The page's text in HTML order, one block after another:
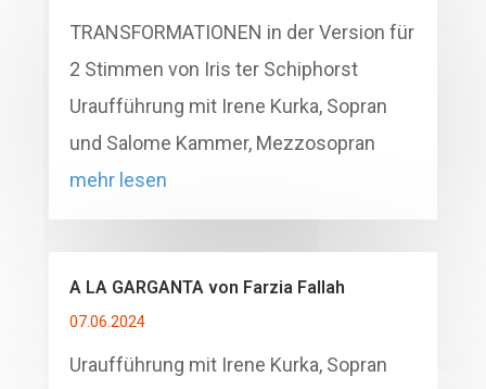
TRANSFORMATIONEN in der Version für
2 Stimmen von Iris ter Schiphorst
Uraufführung mit Irene Kurka, Sopran
und Salome Kammer, Mezzosopran
mehr lesen
A LA GARGANTA von Farzia Fallah
07.06.2024
Uraufführung mit Irene Kurka, Sopran